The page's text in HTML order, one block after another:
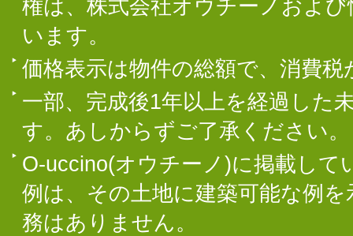
権は、株式会社オウチーノおよ
います。
価格表示は物件の総額で、消費
一部、完成後1年以上を経過した
す。あしからずご了承ください。
O-uccino(オウチーノ)に掲載して
例は、その土地に建築可能な例
務はありません。